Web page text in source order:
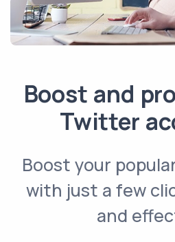
Boost and
Twitter
Boost your
with just a few
and